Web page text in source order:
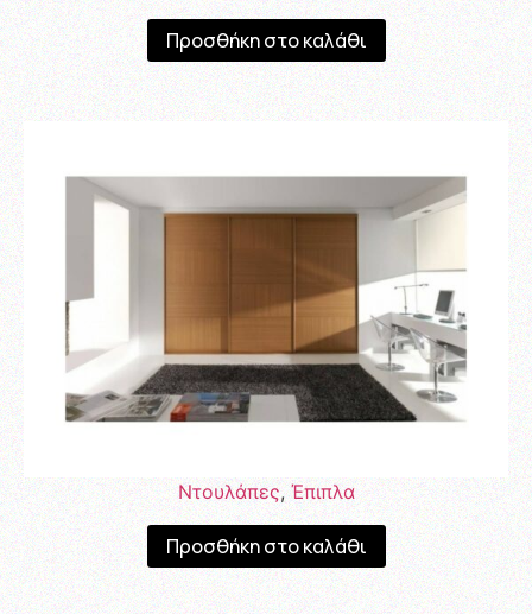
Προσθήκη στο καλάθι
Ντουλάπες, Έπιπλα
Προσθήκη στο καλάθι